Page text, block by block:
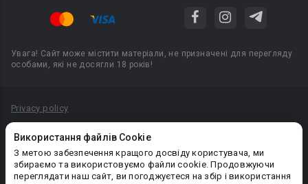
Використання файлів Cookie
З метою забезпечення кращого досвіду користувача, ми
збираємо та використовуємо файли cookie. Продовжуючи
переглядати наш сайт, ви погоджуєтеся на збір і використання
Увага! Сайт може містити матеріали, не призначені для перегляду
особами, які не досягли 18 років!
Privacy policy
Політика конфіденційності
Правила публікації авторського контенту